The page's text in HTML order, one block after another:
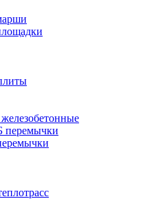
перемычки